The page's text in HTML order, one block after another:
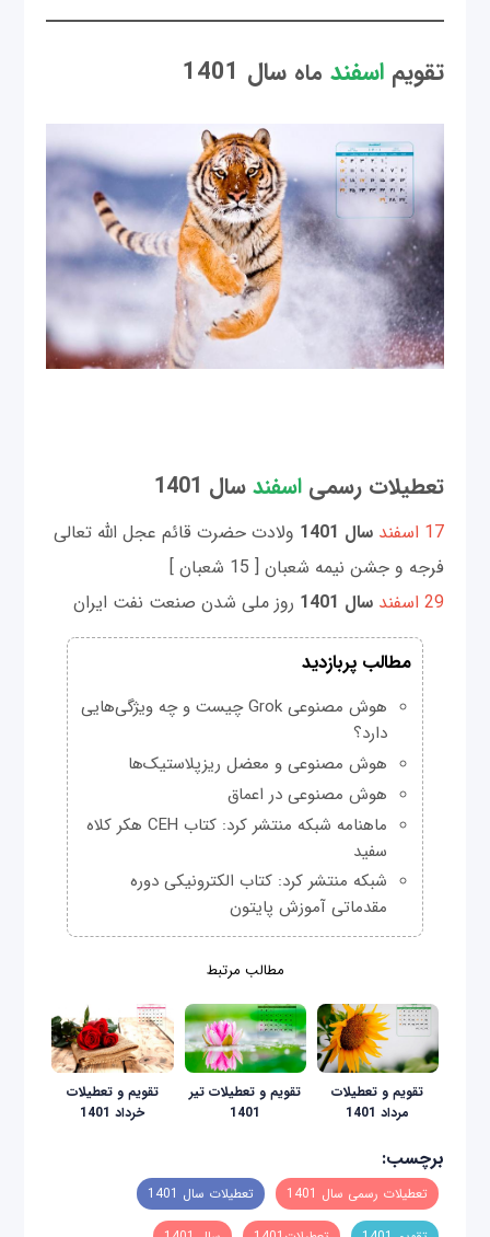
تقویماسفند ماه سال 1401
تعطیلات رسمیاسفندسال 1401
17 اسفند سال 1401
ولادت حضرت قائم عجل الله تعالی
فرجه و جشن نیمه شعبان [ 15 شعبان ]
29 اسفند
سال 1401 روز ملی شدن صنعت نفت ایران
مطالب پربازدید
هوش مصنوعی Grok چیست و چه ویژگی‌هایی
دارد؟
هوش مصنوعی و معضل ریزپلاستیک‌ها
هوش مصنوعی در اعماق
ماهنامه شبکه منتشر کرد: کتاب CEH هکر کلاه
سفید
شبکه منتشر کرد: کتاب الکترونیکی دوره
مقدماتی آموزش پایتون
مطالب مرتبط
تقویم و تعطیلات
مرداد 1401
تقویم و تعطیلات تیر
1401
تقویم و تعطیلات
خرداد 1401
برچسب:
تعطیلات رسمی سال 1401 تعطیلات سال 1401